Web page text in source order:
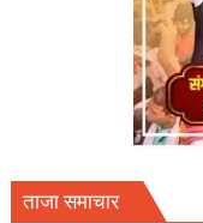
ताजा समाचार